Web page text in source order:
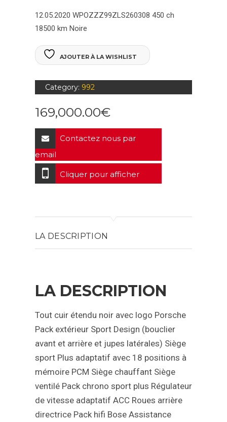
12.05.2020 WPOZZZ99ZLS260308 450 ch
18500 km Noire
AJOUTER À LA WISHLIST
Category: 992
169,000.00€
Contactez nous par
email
Cliquer pour afficher
LA DESCRIPTION
LA DESCRIPTION
Tout cuir étendu noir avec logo Porsche
Pack extérieur Sport Design (bouclier
avant et arrière et jupes latérales) Siège
sport Plus adaptatif avec 18 positions à
mémoire PCM Siège chauffant Siège
ventilé Pack chrono sport plus Régulateur
de vitesse adaptatif ACC Roues arrière
directrice Pack hifi Bose Assistance